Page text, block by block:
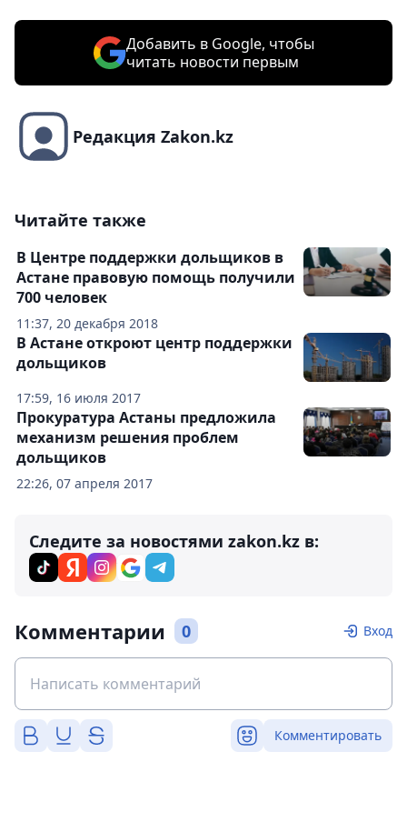
Добавить в Google, чтобы
читать новости первым
Редакция Zakon.kz
Читайте также
11:37, 20 декабря 2018
В Центре поддержки дольщиков в
Астане правовую помощь получили
700 человек
17:59, 16 июля 2017
В Астане откроют центр поддержки
дольщиков
22:26, 07 апреля 2017
Прокуратура Астаны предложила
механизм решения проблем
дольщиков
Следите за новостями zakon.kz в:
Комментарии 0 Вход
Комментировать